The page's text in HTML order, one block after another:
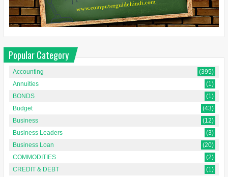
Popular Category
Accounting
(395)
Annuities
(1)
BONDS
(1)
Budget
(43)
Business
(12)
Business Leaders
(3)
Business Loan
(20)
COMMODITIES
(2)
CREDIT & DEBT
(1)